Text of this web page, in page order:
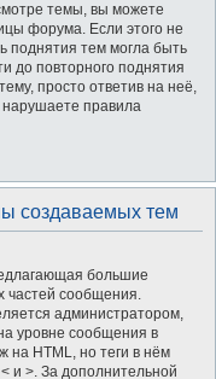
темы, вы можете
форума. Если этого не
поднятия тем могла быть
до повторного поднятия
просто ответив на неё,
нарушаете правила
создаваемых тем
большие
частей сообщения.
администратором,
уровне сообщения в
на HTML, но теги в нём
и >. За дополнительной